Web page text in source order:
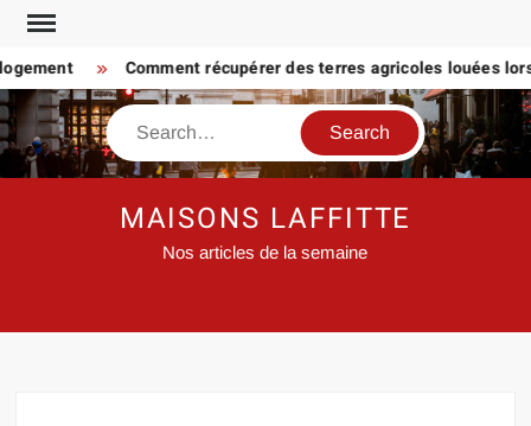
Skip
content
Comment récupérer des terres agricoles louées
Search
MAISONS LAFFITTE
Nos articles de la semaine